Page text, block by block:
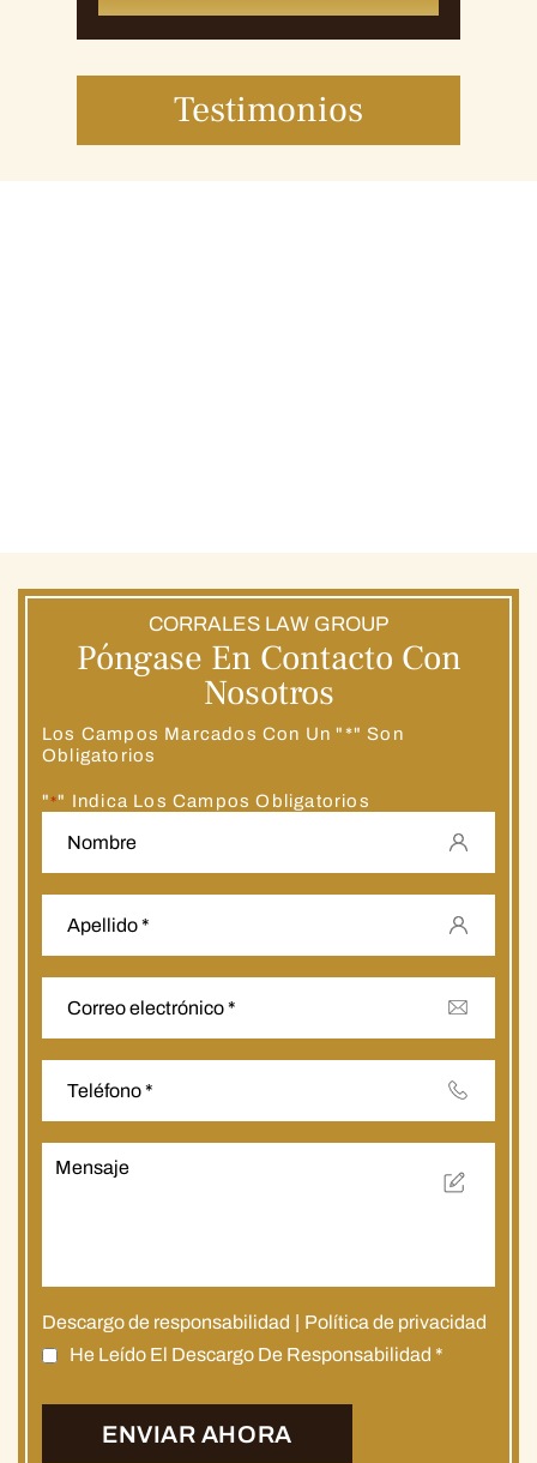
Testimonios
CORRALES LAW GROUP
Póngase En Contacto Con
Nosotros
Los Campos Marcados Con Un "*" Son
Obligatorios
" *" Indica Los Campos Obligatorios
Descargo de responsabilidad
Política de privacidad
He Leído El Descargo De Responsabilidad *